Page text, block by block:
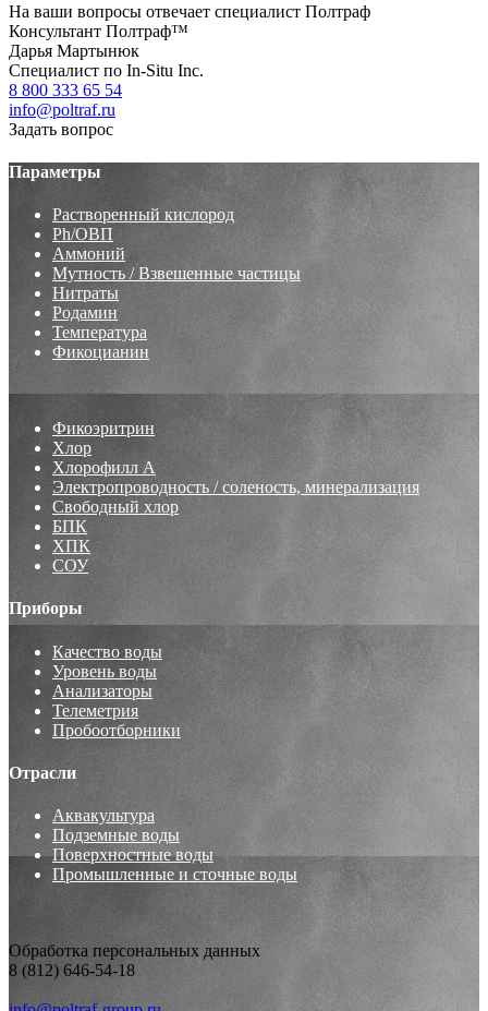
На ваши вопросы отвечает специалист Полтраф
Консультант Полтраф™
Дарья Мартынюк
Специалист по In-Situ Inc.
8 800 333 65 54
info@poltraf.ru
Задать вопрос
Параметры
Растворенный кислород
Ph/ОВП
Аммоний
Мутность / Взвешенные частицы
Нитраты
Родамин
Температура
Фикоцианин
Фикоэритрин
Хлор
Хлорофилл А
Электропроводность / соленость, минерализация
Свободный хлор
БПК
ХПК
СОУ
Приборы
Качество воды
Уровень воды
Анализаторы
Телеметрия
Пробоотборники
Отрасли
Аквакультура
Подземные воды
Поверхностные воды
Промышленные и сточные воды
Обработка персональных данных
8 (812) 646-54-18